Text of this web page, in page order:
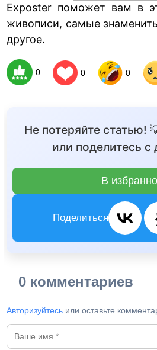
Exposter поможет вам в
живописи, самые
другое.
0 0 0
Не потеряйте статью!
или поделитесь с
В
Поделиться
0 комментариев
Авторизуйтесь или оставьте